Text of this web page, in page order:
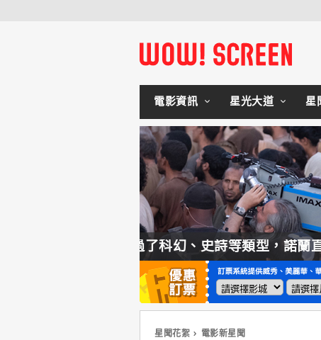
電影資訊 星光大道 星
星聞花絮 電影新星聞